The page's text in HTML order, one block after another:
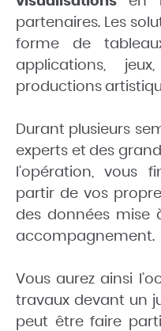
partenaires. Les
forme de
applications,
productions
Durant plusieurs
experts et des
l’opération, vous
partir de vos
des données mise
accompagnement.
Vous aurez ainsi
travaux devant un
peut être faire